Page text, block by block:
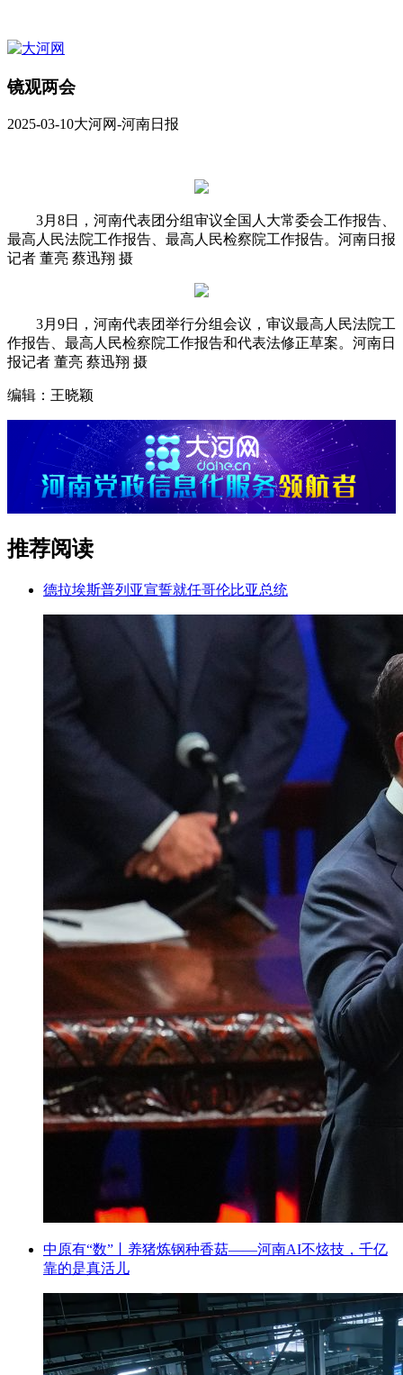
镜观两会
2025-03-10大河网-河南日报
3月8日，河南代表团分组审议全国人大常委会工作报告、
最高人民法院工作报告、最高人民检察院工作报告。河南日报
记者 董亮 蔡迅翔 摄
3月9日，河南代表团举行分组会议，审议最高人民法院工
作报告、最高人民检察院工作报告和代表法修正草案。河南日
报记者 董亮 蔡迅翔 摄
编辑：王晓颖
推荐阅读
德拉埃斯普列亚宣誓就任哥伦比亚总统
中原有“数”丨养猪炼钢种香菇——河南AI不炫技，千亿
靠的是真活儿